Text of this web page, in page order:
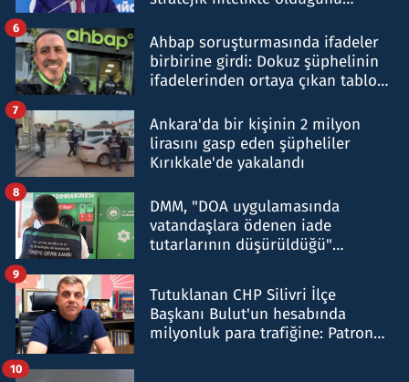
Ahbap soruşturmasında ifadeler
birbirine girdi: Dokuz şüphelinin
ifadelerinden ortaya çıkan tablo
6
Ankara'da bir kişinin 2 milyon
lirasını gasp eden şüpheliler
Kırıkkale'de yakalandı
7
DMM, "DOA uygulamasında
vatandaşlara ödenen iade
tutarlarının düşürüldüğü"
8
Tutuklanan CHP Silivri İlçe
Başkanı Bulut'un hesabında
milyonluk para trafiğine: Patron
9
10